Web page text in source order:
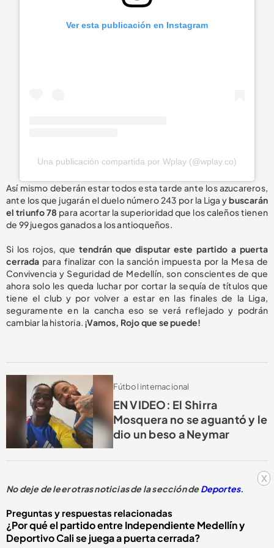
x
Ver esta publicación en Instagram
Una publicación compartida por Wplay (@wplay.co)
Así mismo deberán estar todos esta tarde ante los azucareros,
ante los que jugarán el duelo número 243 por la Liga ybuscarán
el triunfo 78 para acortar la superioridad que los caleños tienen
de 99 juegos ganados a los antioqueños.
Si los rojos, que tendrán que disputar este partido a puerta
cerrada para finalizar con la sanción impuesta por la Mesa de
Convivencia y Seguridad de Medellín, son conscientes de que
ahora solo les queda luchar por cortar la sequía de títulos que
tiene el club y por volver a estar en las finales de la Liga,
seguramente en la cancha eso se verá reflejado y podrán
cambiar la historia. ¡Vamos, Rojo que se puede!
Fútbol internacional
EN VIDEO: El Shirra
Mosquera no se aguantó y le
dio un beso a Neymar
No deje de leer otras noticias de la sección deDeportes.
Preguntas y respuestas relacionadas
¿Por qué el partido entre Independiente Medellín y
Deportivo Cali se juega a puerta cerrada?